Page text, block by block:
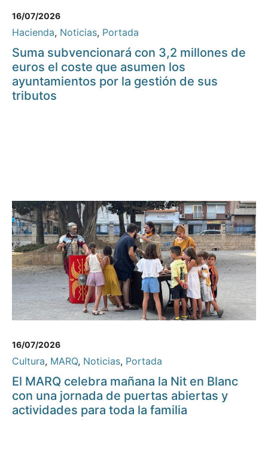
16/07/2026
Hacienda, Noticias, Portada
Suma subvencionará con 3,2 millones de
euros el coste que asumen los
ayuntamientos por la gestión de sus
tributos
16/07/2026
Cultura, MARQ, Noticias, Portada
El MARQ celebra mañana la Nit en Blanc
con una jornada de puertas abiertas y
actividades para toda la familia